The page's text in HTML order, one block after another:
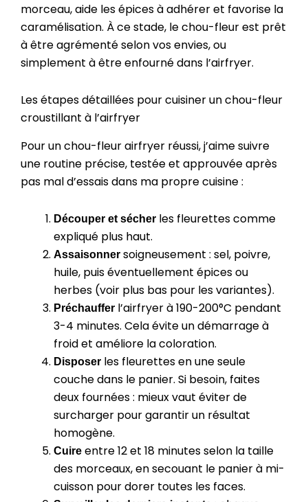
morceau, aide les épices à adhérer et favorise la
caramélisation. À ce stade, le chou-fleur est prêt
à être agrémenté selon vos envies, ou
simplement à être enfourné dans l’airfryer.
Les étapes détaillées pour cuisiner un chou-fleur
croustillant à l’airfryer
Pour un chou-fleur airfryer réussi, j’aime suivre
une routine précise, testée et approuvée après
pas mal d’essais dans ma propre cuisine :
Découper et sécher les fleurettes comme
expliqué plus haut.
Assaisonner soigneusement : sel, poivre,
huile, puis éventuellement épices ou
herbes (voir plus bas pour les variantes).
Préchauffer l’airfryer à 190-200°C pendant
3-4 minutes. Cela évite un démarrage à
froid et améliore la coloration.
Disposer les fleurettes en une seule
couche dans le panier. Si besoin, faites
deux fournées : mieux vaut éviter de
surcharger pour garantir un résultat
homogène.
Cuire entre 12 et 18 minutes selon la taille
des morceaux, en secouant le panier à mi-
cuisson pour dorer toutes les faces.